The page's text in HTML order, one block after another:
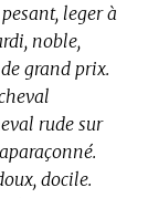
leger à
noble,
grand prix.
rude sur
docile.